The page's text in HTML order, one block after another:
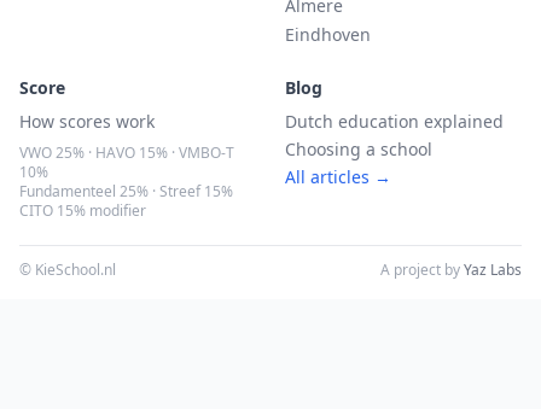
Almere
Eindhoven
Score
How scores work
VWO 25% · HAVO 15% · VMBO-T
10%
Fundamenteel 25% · Streef 15%
CITO 15% modifier
Blog
Dutch education explained
Choosing a school
All articles →
© KieSchool.nl A project byYaz Labs